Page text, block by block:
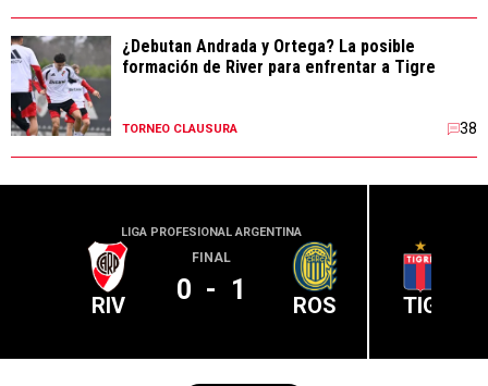
¿Debutan Andrada y Ortega? La posible
formación de River para enfrentar a Tigre
TORNEO CLAUSURA 38
LIGA PROFESIONAL ARGENTINA
RIV
FINAL
0 - 1 ROS TIG